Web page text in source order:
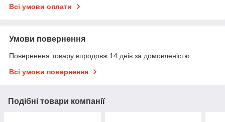
Всі умови оплати
Умови повернення
Повернення товару впродовж 14 днів за домовленістю
Всі умови повернення
Подібні товари компанії